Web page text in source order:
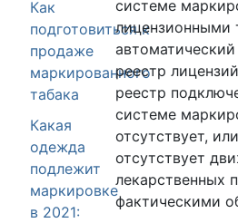
Как
подготовиться к
продаже
маркированного
табака
Какая
одежда
подлежит
маркировке
в 2021:
системе
лицензионными
реестр
реестр
системе
отсутствует,
отсутствует
лекарственных
фактическими